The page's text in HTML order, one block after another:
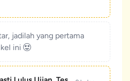
jadilah yang pertama
ini